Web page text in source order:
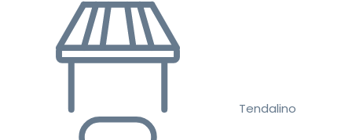
Tendalino